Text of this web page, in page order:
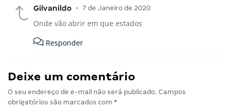
Gilvanildo • 7 de Janeiro de 2020
Onde vão abrir em que estados
Responder
Deixe um comentário
O seu endereço de e-mail não será publicado. Campos
obrigatórios são marcados com *